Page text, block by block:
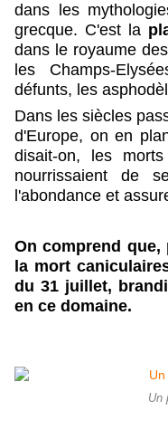
dans les
grecque. C'est la
dans le royaume
les Champs-
défunts, les
Dans les siècles
d'Europe, on en
disait-on, les
nourrissaient de
l'abondance et
On comprend
la mort
du 31 juillet,
en ce domaine.
Un